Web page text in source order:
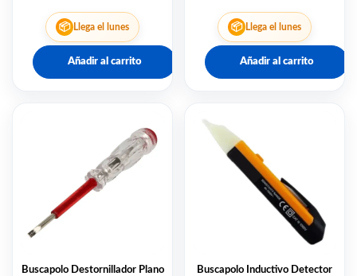
📦 Llega el lunes
Añadir al carrito
📦 Llega el lunes
Añadir al carrito
Buscapolo Destornillador Plano
Buscapolo Inductivo Detector